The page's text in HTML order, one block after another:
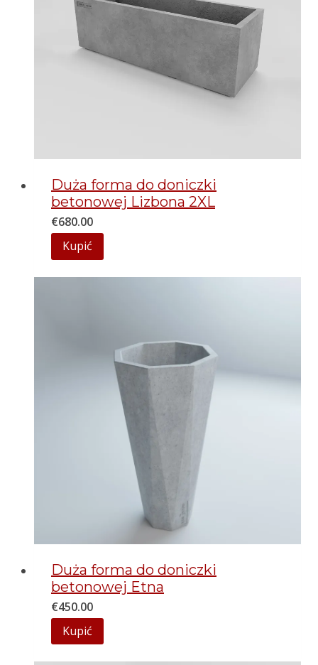
Duża forma do doniczki
betonowej Lizbona 2XL
€680.00
Kupić
Duża forma do doniczki
betonowej Etna
€450.00
Kupić